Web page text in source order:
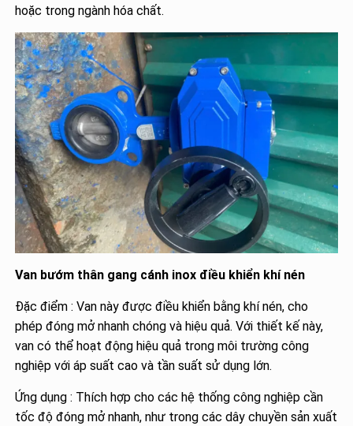
hoặc trong ngành hóa chất.
Van bướm thân gang cánh inox điều khiển khí nén
Đặc điểm : Van này được điều khiển bằng khí nén, cho
phép đóng mở nhanh chóng và hiệu quả. Với thiết kế này,
van có thể hoạt động hiệu quả trong môi trường công
nghiệp với áp suất cao và tần suất sử dụng lớn.
Ứng dụng : Thích hợp cho các hệ thống công nghiệp cần
tốc độ đóng mở nhanh, như trong các dây chuyền sản xuất